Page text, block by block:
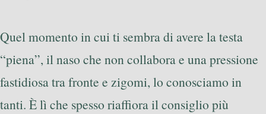
Quel momento in cui ti sembra di avere la testa
“piena”, il naso che non collabora e una pressione
fastidiosa tra fronte e zigomi, lo conosciamo in
tanti. È lì che spesso riaffiora il consiglio più